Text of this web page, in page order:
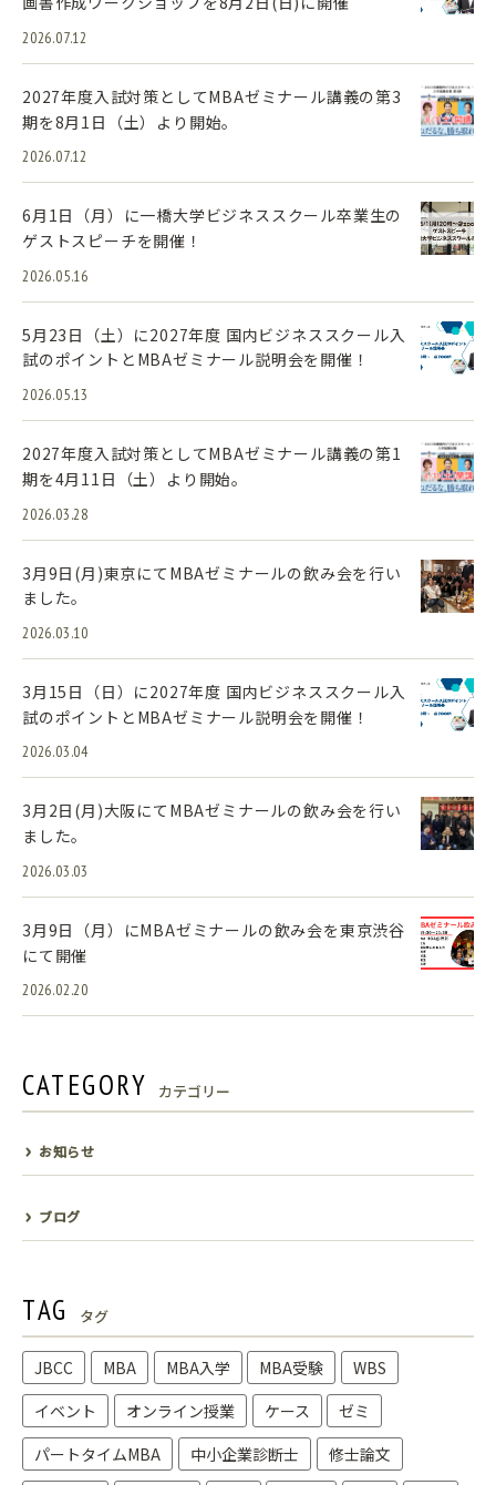
2026.07.12
2027年度入試対策としてMBAゼミナール講義の第3
期を8月1日（土）より開始。
2026.07.12
6月1日（月）に一橋大学ビジネススクール卒業生の
ゲストスピーチを開催！
2026.05.16
5月23日（土）に2027年度 国内ビジネススクール入
試のポイントとMBAゼミナール説明会を開催！
2026.05.13
2027年度入試対策としてMBAゼミナール講義の第1
期を4月11日（土）より開始。
2026.03.28
3月9日(月)東京にてMBAゼミナールの飲み会を行い
ました。
2026.03.10
3月15日（日）に2027年度 国内ビジネススクール入
試のポイントとMBAゼミナール説明会を開催！
2026.03.04
3月2日(月)大阪にてMBAゼミナールの飲み会を行い
ました。
2026.03.03
3月9日（月）にMBAゼミナールの飲み会を東京渋谷
にて開催
2026.02.20
CATEGORY カテゴリー
お知らせ
ブログ
TAG タグ
JBCC MBA MBA入学 MBA受験
WBS
イベント
オンライン授業 ケース
ゼミ
パートタイムMBA
中小企業診断士
修士論文